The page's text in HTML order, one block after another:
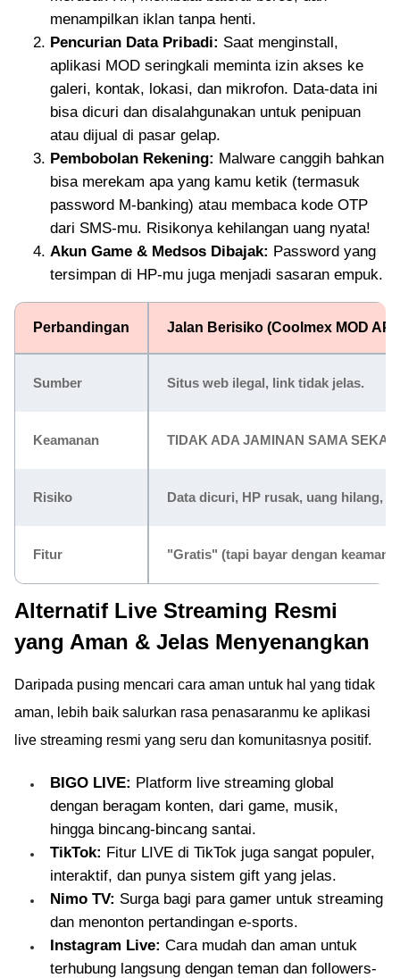
menampilkan iklan tanpa henti.
Pencurian Data Pribadi: Saat menginstall,
aplikasi MOD seringkali meminta izin akses ke
galeri, kontak, lokasi, dan mikrofon. Data-data ini
bisa dicuri dan disalahgunakan untuk penipuan
atau dijual di pasar gelap.
Pembobolan Rekening: Malware canggih bahkan
bisa merekam apa yang kamu ketik (termasuk
password M-banking) atau membaca kode OTP
dari SMS-mu. Risikonya kehilangan uang nyata!
Akun Game & Medsos Dibajak: Password yang
tersimpan di HP-mu juga menjadi sasaran empuk.
Perbandingan Jalan Berisiko (Coolmex MOD
Sumber Situs web ilegal, link tidak jelas.
Keamanan TIDAK ADA JAMINAN SAMA
Risiko Data dicuri, HP rusak, uang hilang,
Fitur "Gratis" (tapi bayar dengan
Alternatif Live Streaming Resmi
yang Aman & Jelas Menyenangkan
Daripada pusing mencari cara aman untuk hal yang tidak
aman, lebih baik salurkan rasa penasaranmu ke aplikasi
live streaming resmi yang seru dan komunitasnya positif.
BIGO LIVE: Platform live streaming global
dengan beragam konten, dari game, musik,
hingga bincang-bincang santai.
TikTok: Fitur LIVE di TikTok juga sangat populer,
interaktif, dan punya sistem gift yang jelas.
Nimo TV: Surga bagi para gamer untuk streaming
dan menonton pertandingan e-sports.
Instagram Live: Cara mudah dan aman untuk
terhubung langsung dengan teman dan followers-